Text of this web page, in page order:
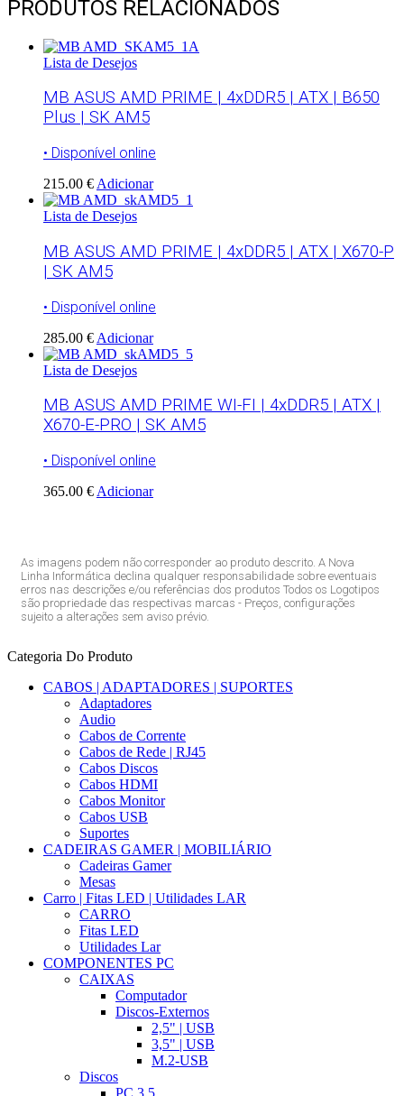
PRODUTOS RELACIONADOS
Lista de Desejos
MB ASUS AMD PRIME | 4xDDR5 | ATX | B650
Plus | SK AM5
• Disponível online
215.00 € Adicionar
Lista de Desejos
MB ASUS AMD PRIME | 4xDDR5 | ATX | X670-P
| SK AM5
• Disponível online
285.00 € Adicionar
Lista de Desejos
MB ASUS AMD PRIME WI-FI | 4xDDR5 | ATX |
X670-E-PRO | SK AM5
• Disponível online
365.00 € Adicionar
As imagens podem não corresponder ao produto descrito. A Nova
Linha Informática declina qualquer responsabilidade sobre eventuais
erros nas descrições e/ou referências dos produtos Todos os Logotipos
são propriedade das respectivas marcas - Preços, configurações
sujeito a alterações sem aviso prévio.
Categoria Do Produto
CABOS | ADAPTADORES | SUPORTES
Adaptadores
Audio
Cabos de Corrente
Cabos de Rede | RJ45
Cabos Discos
Cabos HDMI
Cabos Monitor
Cabos USB
Suportes
CADEIRAS GAMER | MOBILIÁRIO
Cadeiras Gamer
Mesas
Carro | Fitas LED | Utilidades LAR
CARRO
Fitas LED
Utilidades Lar
COMPONENTES PC
CAIXAS
Computador
Discos-Externos
2,5" | USB
3,5" | USB
M.2-USB
Discos
PC 3,5